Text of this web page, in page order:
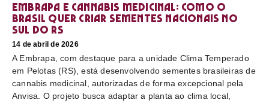
Embrapa e cannabis medicinal: como o
Brasil quer criar sementes nacionais no
sul do RS
14 de abril de 2026
A Embrapa, com destaque para a unidade Clima Temperado
em Pelotas (RS), está desenvolvendo sementes brasileiras de
cannabis medicinal, autorizadas de forma excepcional pela
Anvisa. O projeto busca adaptar a planta ao clima local,